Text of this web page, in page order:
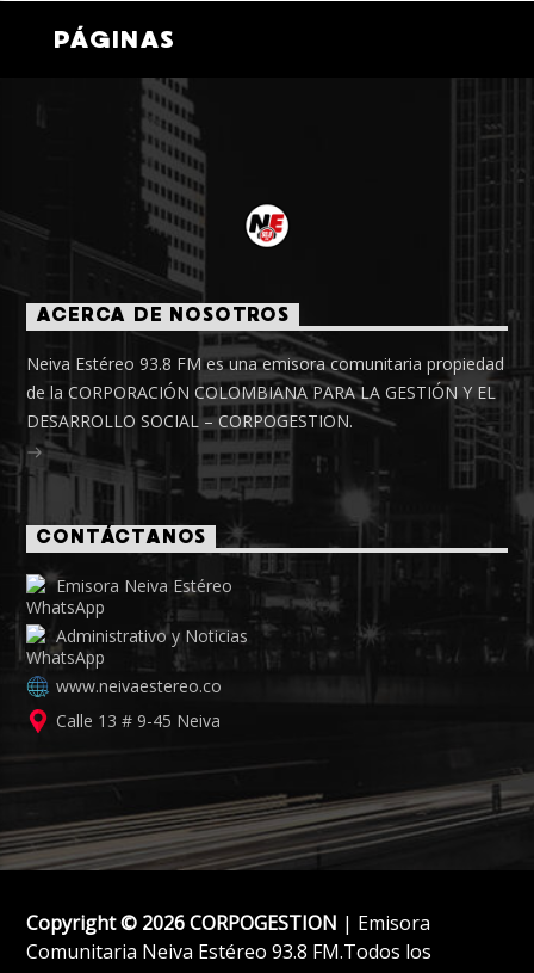
PÁGINAS
ACERCA DE NOSOTROS
Neiva Estéreo 93.8 FM es una emisora comunitaria propiedad
de la CORPORACIÓN COLOMBIANA PARA LA GESTIÓN Y EL
DESARROLLO SOCIAL – CORPOGESTION.
CONTÁCTANOS
Emisora Neiva Estéreo
Administrativo y Noticias
www.neivaestereo.co
Calle 13 # 9-45 Neiva
Copyright © 2026 CORPOGESTION | Emisora
Comunitaria Neiva Estéreo 93.8 FM.Todos los